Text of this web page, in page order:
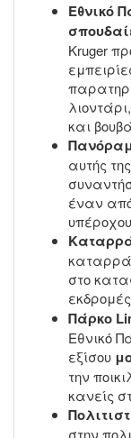
Εθνικό
Kruger
και
αυτής
έναν
στο
Πάρκο
Εθνικό
εξίσου
την
κανείς